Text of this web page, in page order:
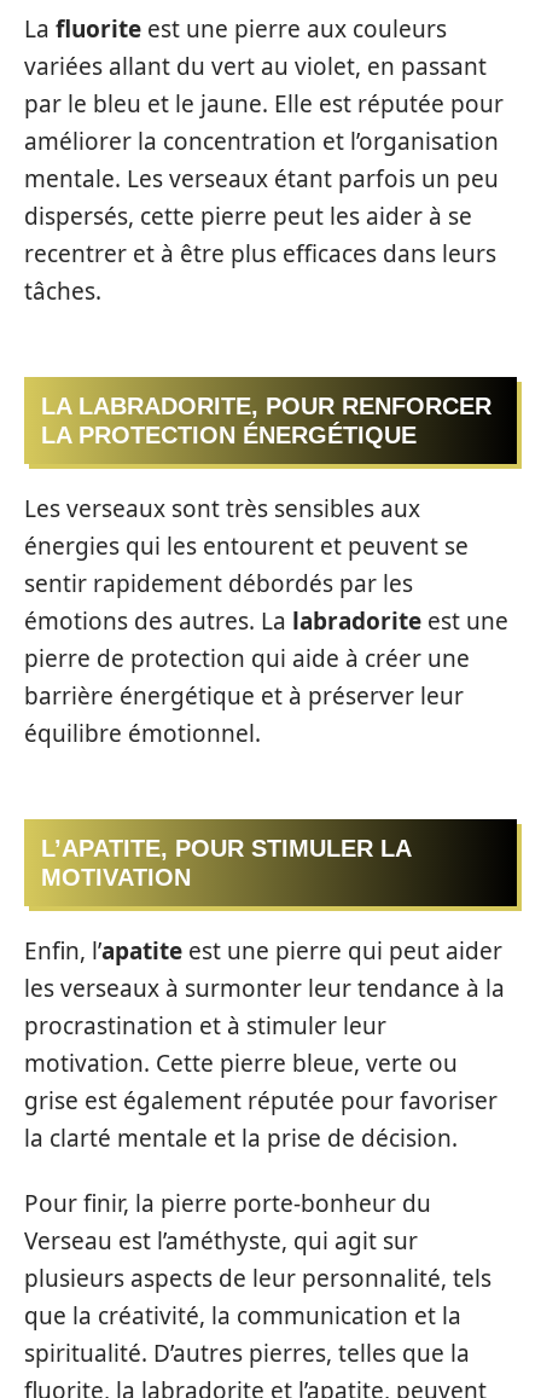
La fluorite est une pierre aux couleurs
variées allant du vert au violet, en passant
par le bleu et le jaune. Elle est réputée pour
améliorer la concentration et l’organisation
mentale. Les verseaux étant parfois un peu
dispersés, cette pierre peut les aider à se
recentrer et à être plus efficaces dans leurs
tâches.
LA LABRADORITE, POUR RENFORCER
LA PROTECTION ÉNERGÉTIQUE
Les verseaux sont très sensibles aux
énergies qui les entourent et peuvent se
sentir rapidement débordés par les
émotions des autres. La labradorite est une
pierre de protection qui aide à créer une
barrière énergétique et à préserver leur
équilibre émotionnel.
L’APATITE, POUR STIMULER LA
MOTIVATION
Enfin, l’apatite est une pierre qui peut aider
les verseaux à surmonter leur tendance à la
procrastination et à stimuler leur
motivation. Cette pierre bleue, verte ou
grise est également réputée pour favoriser
la clarté mentale et la prise de décision.
Pour finir, la pierre porte-bonheur du
Verseau est l’améthyste, qui agit sur
plusieurs aspects de leur personnalité, tels
que la créativité, la communication et la
spiritualité. D’autres pierres, telles que la
fluorite, la labradorite et l’apatite, peuvent